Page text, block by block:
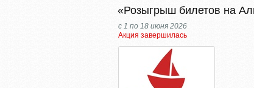
«Розыгрыш билетов на
с 1 по 18 июня 2026
Акция завершилась